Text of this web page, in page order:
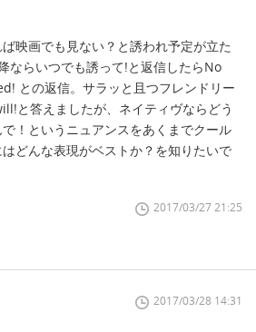
映画でも見ない？と誘われ予定が立た
ならいつでも誘って!と返信したらNo
との返信。サラッと且つフレンドリー
と答えましたが、ネイティヴならどう
！というニュアンスをあくまでクール
どんな表現がベストか？を知りたいで
2017/03/27 21:25
2017/03/28 14:31